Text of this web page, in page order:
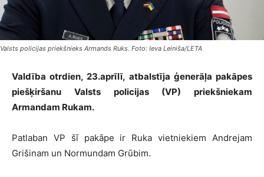
Valsts policijas priekšnieks Armands Ruks. Foto: Ieva Leiniša/LETA
Valdība otrdien, 23.aprīlī, atbalstīja ģenerāļa pakāpes
piešķiršanu Valsts policijas (VP) priekšniekam
Armandam Rukam.
Patlaban VP šī pakāpe ir Ruka vietniekiem Andrejam
Grišinam un Normundam Grūbim.